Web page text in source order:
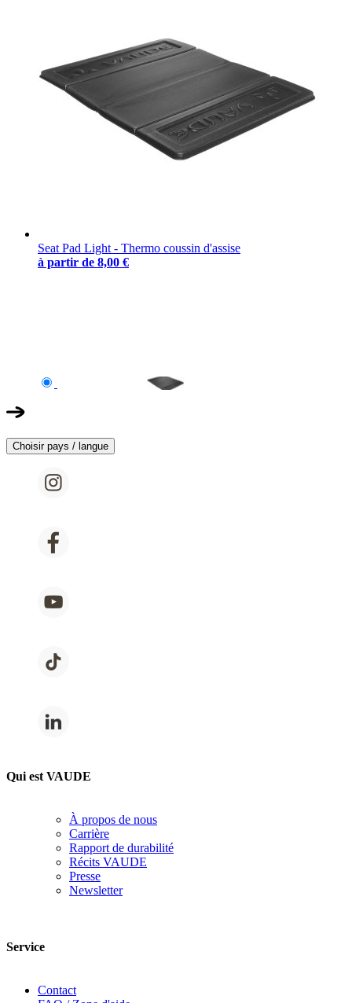
Seat Pad Light - Thermo coussin d'assise
à partir de 8,00 €
Choisir pays / langue
Qui est VAUDE
À propos de nous
Carrière
Rapport de durabilité
Récits VAUDE
Presse
Newsletter
Service
Contact